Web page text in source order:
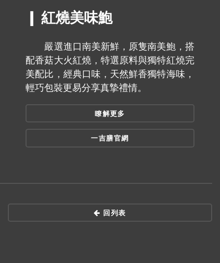
❙ 紅燒美味鮑
嚴選進口南美新鮮，原隻南美鮑，搭
配香菇大火紅燒，特選原料與獨特紅燒完
美配比，經典口味，天然鮮香獨特海味，
輕巧包裝更易分享真摯禮情。
瞭解更多
一吉膳官網
回列表